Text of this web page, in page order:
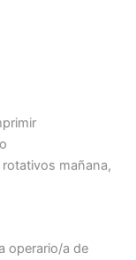
mañana,
operario/a de